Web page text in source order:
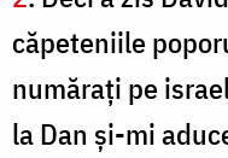
căpeteniile
număraţi pe
la Dan şi-mi